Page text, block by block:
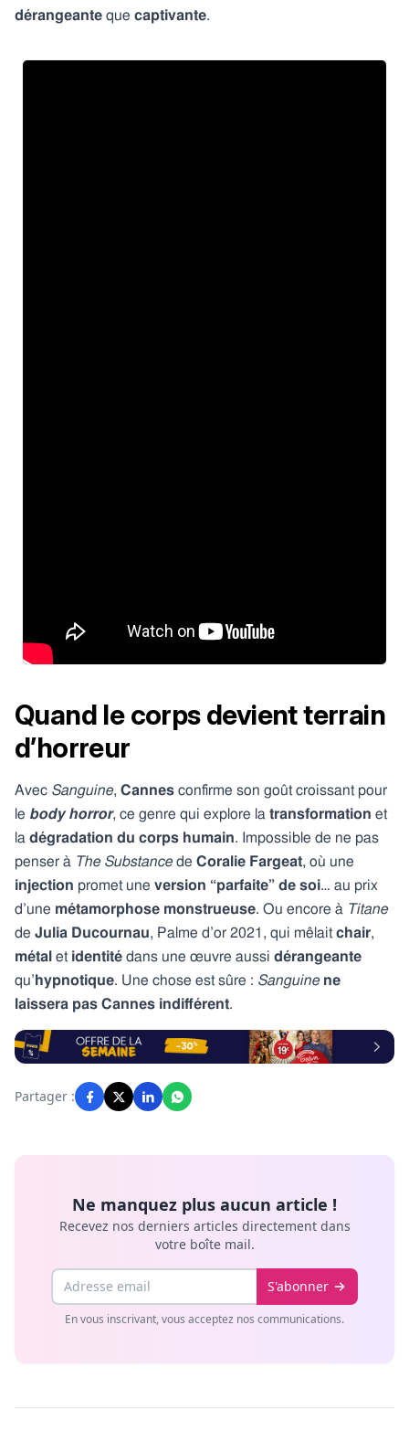
dérangeante que captivante.
Quand le corps devient terrain
d’horreur
Avec Sanguine, Cannes confirme son goût croissant pour
le body horror, ce genre qui explore la transformation et
la dégradation du corps humain. Impossible de ne pas
penser à The Substancede Coralie Fargeat, où une
injection promet une version “parfaite” de soi… au prix
d’une métamorphose monstrueuse. Ou encore à Titane
de Julia Ducournau, Palme d’or 2021, qui mêlait chair,
métal et identité dans une œuvre aussi dérangeante
qu’ hypnotique. Une chose est sûre : Sanguine ne
laissera pas Cannes indifférent.
Partager :
Ne manquez plus aucun article !
Recevez nos derniers articles directement dans
votre boîte mail.
Email S'abonner
En vous inscrivant, vous acceptez nos communications.